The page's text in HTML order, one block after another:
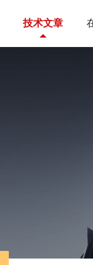
技术文章